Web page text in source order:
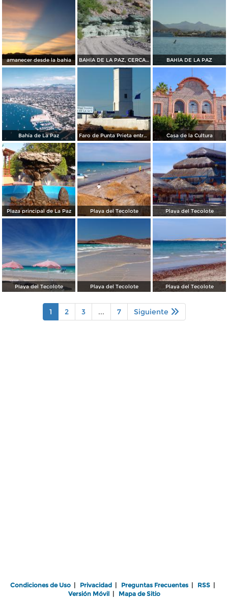
amanecer desde la bahia BAHÍA DE LA PAZ, CERCA DE SAN JUAN DE LA COSTA BAHÍA DE LA PAZ
Bahía de La Paz Faro de Punta Prieta entre la Paz y Pichilingue Casa de la Cultura
Plaza principal de La Paz Playa del Tecolote Playa del Tecolote
Playa del Tecolote Playa del Tecolote Playa del Tecolote
1 2 3 ... 7 Siguiente
Condiciones de Uso | Privacidad | Preguntas Frecuentes | RSS |
Versión Móvil| Mapa de Sitio